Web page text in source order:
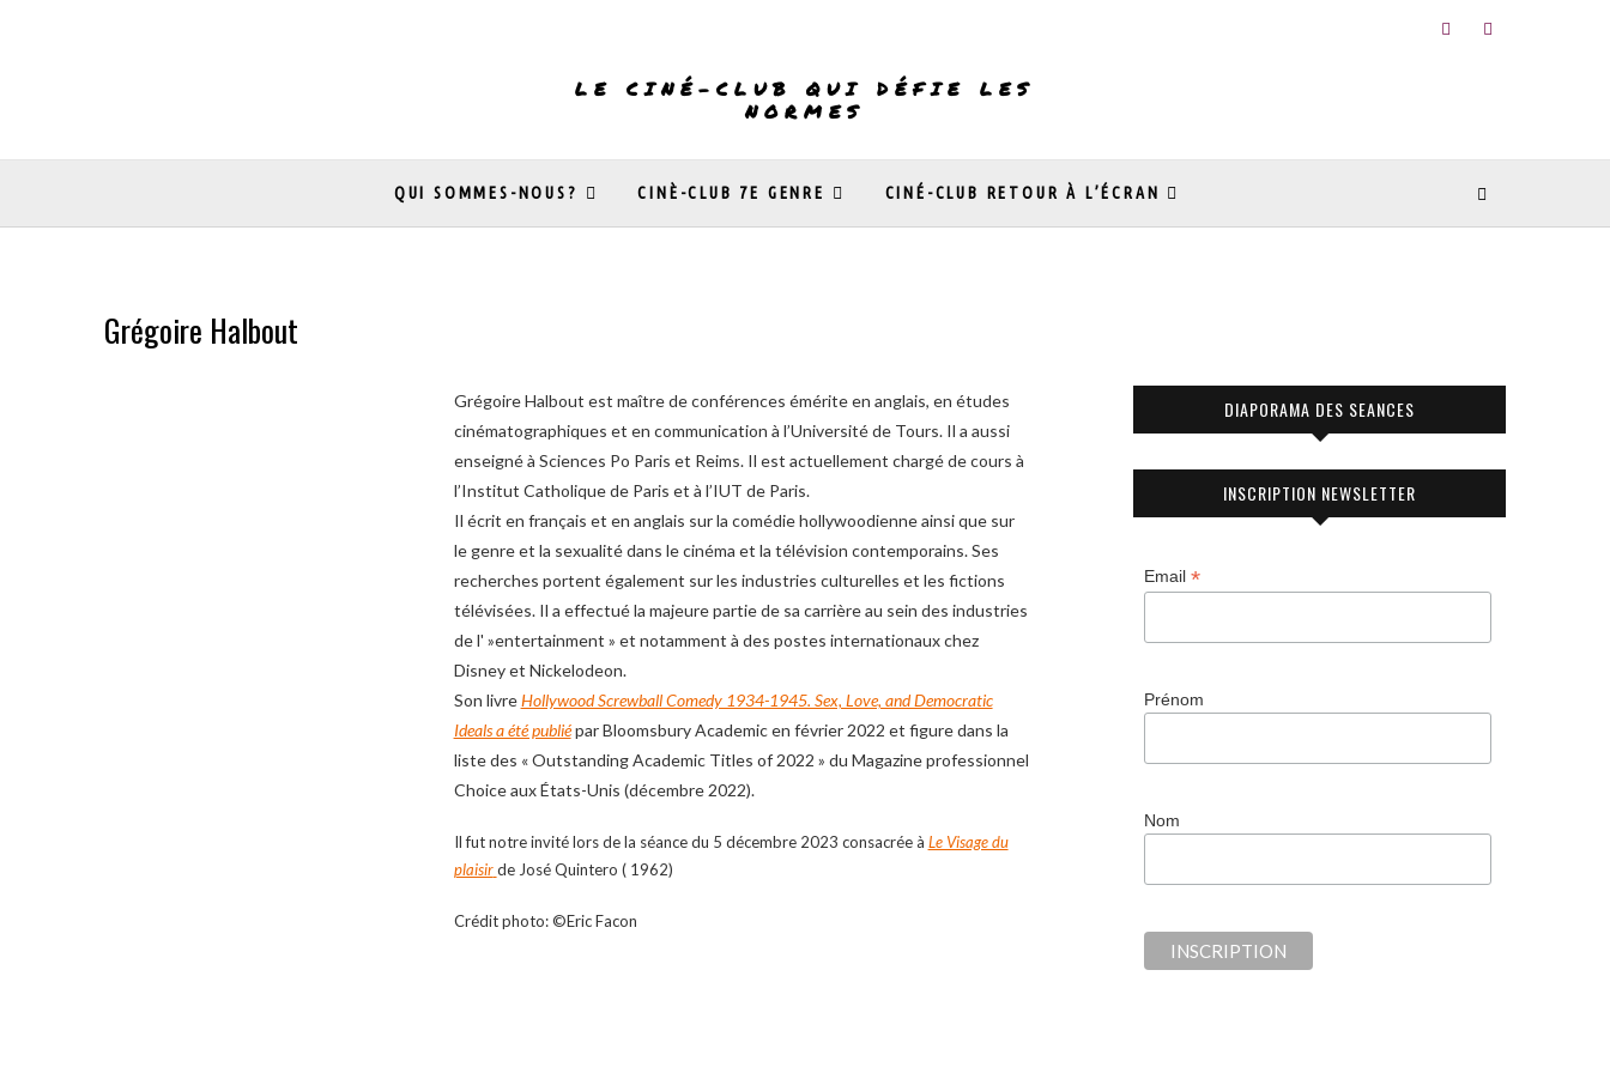
LE CINÉ-CLUB QUI DÉFIE LES
NORMES
QUI SOMMES-NOUS? CINÈ-CLUB 7E GENRE CINÉ-CLUB RETOUR À L’ÉCRAN
Grégoire Halbout
Grégoire Halbout est maître de conférences émérite en anglais, en études
cinématographiques et en communication à l’Université de Tours. Il a aussi
enseigné à Sciences Po Paris et Reims. Il est actuellement chargé de cours à
l’Institut Catholique de Paris et à l’IUT de Paris.
Il écrit en français et en anglais sur la comédie hollywoodienne ainsi que sur
le genre et la sexualité dans le cinéma et la télévision contemporains. Ses
recherches portent également sur les industries culturelles et les fictions
télévisées. Il a effectué la majeure partie de sa carrière au sein des industries
de l' »entertainment » et notamment à des postes internationaux chez
Disney et Nickelodeon.
Son livreHollywood Screwball Comedy 1934-1945. Sex, Love, and Democratic
Ideals a été publiépar Bloomsbury Academic en février 2022 et figure dans la
liste des « Outstanding Academic Titles of 2022 » du Magazine professionnel
Choice aux États-Unis (décembre 2022).
Il fut notre invité lors de la séance du 5 décembre 2023 consacrée à Le Visage du
plaisir de José Quintero ( 1962)
Crédit photo: ©Eric Facon
DIAPORAMA DES SEANCES
INSCRIPTION NEWSLETTER
Email*
Prénom
Nom